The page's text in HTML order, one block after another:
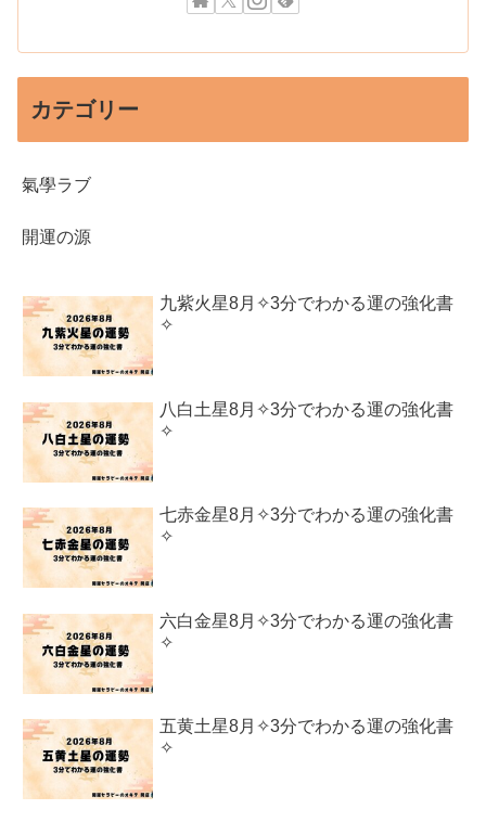
カテゴリー
氣學ラブ
開運の源
九紫火星8月✧3分でわかる運の強化書
✧
八白土星8月✧3分でわかる運の強化書
✧
七赤金星8月✧3分でわかる運の強化書
✧
六白金星8月✧3分でわかる運の強化書
✧
五黄土星8月✧3分でわかる運の強化書
✧